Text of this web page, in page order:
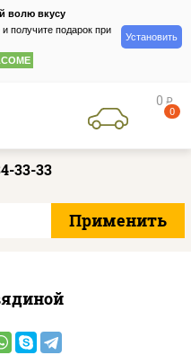
волю вкусу
и получите подарок при
Установить
0 руб
0
33-33